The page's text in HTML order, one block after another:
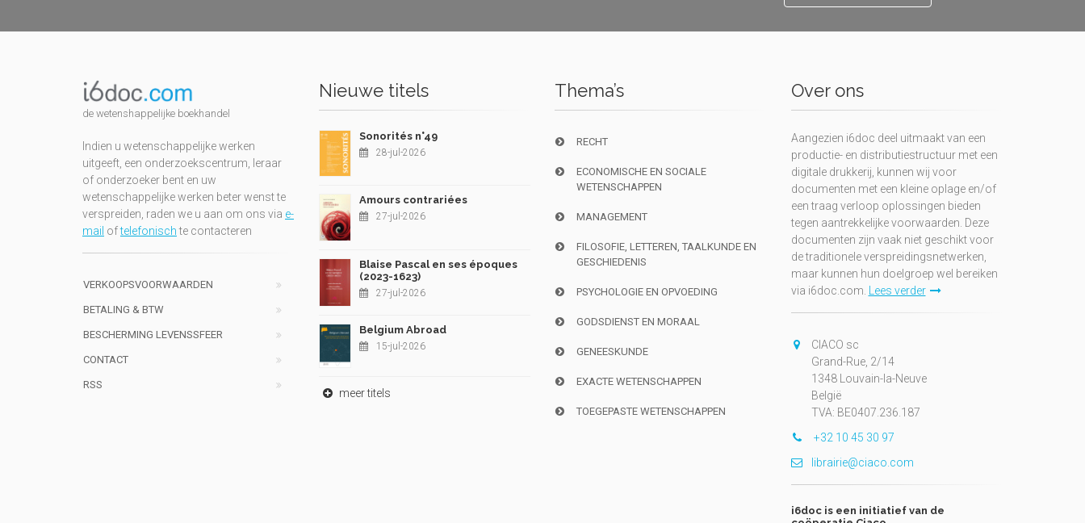
de wetenshappelijke boekhandel
Indien u wetenschappelijke werken
uitgeeft, een onderzoekscentrum, leraar
of onderzoeker bent en uw
wetenschappelijke werken beter wenst te
verspreiden, raden we u aan om ons via e-
mail oftelefonischte contacteren
VERKOOPSVOORWAARDEN
BETALING & BTW
BESCHERMING LEVENSSFEER
CONTACT
RSS
Nieuwe titels
Sonorités n°49
28-jul-2026
Amours contrariées
27-jul-2026
Blaise Pascal en ses époques
(2023-1623)
27-jul-2026
Belgium Abroad
15-jul-2026
meer titels
Thema’s
RECHT
ECONOMISCHE EN SOCIALE
WETENSCHAPPEN
MANAGEMENT
FILOSOFIE, LETTEREN, TAALKUNDE EN
GESCHIEDENIS
PSYCHOLOGIE EN OPVOEDING
GODSDIENST EN MORAAL
GENEESKUNDE
EXACTE WETENSCHAPPEN
TOEGEPASTE WETENSCHAPPEN
Over ons
Aangezien i6doc deel uitmaakt van een
productie- en distributiestructuur met een
digitale drukkerij, kunnen wij voor
documenten met een kleine oplage en/of
een traag verloop oplossingen bieden
tegen aantrekkelijke voorwaarden. Deze
documenten zijn vaak niet geschikt voor
de traditionele verspreidingsnetwerken,
maar kunnen hun doelgroep wel bereiken
via i6doc.com.
Lees verder
CIACO sc
Grand-Rue, 2/14
1348 Louvain-la-Neuve
België
TVA: BE0407.236.187
+32 10 45 30 97
librairie@ciaco.com
i6doc is een initiatief van de